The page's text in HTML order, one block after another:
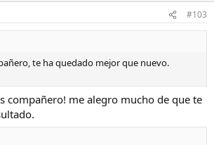
#103
te ha quedado mejor que nuevo.
compañero! me alegro mucho de que te